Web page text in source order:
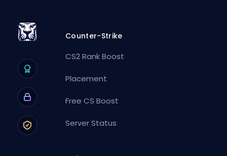
Counter-Strike
CS2 Rank Boost
Placement
Free CS Boost
Server Status